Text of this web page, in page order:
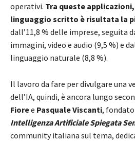
operativi. Tra queste
linguaggio scritto è risultata la
dall’11,8 % delle imprese, seguita
immagini, video e audio (9,5 %) e
linguaggio naturale (8,8 %).
Il lavoro da fare per divulgare una
dell’IA, quindi, è ancora lungo
Fioree Pasquale Viscanti,
Intelligenza Artificiale Spiegata
community italiana sul tema,